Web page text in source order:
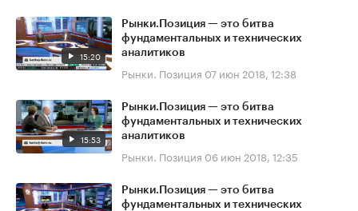
15:20
Рынки.Позиция — это битва
фундаментальных и технических
аналитиков
Рынки. Позиция 07 июн 2018, 12:38
15:53
Рынки.Позиция — это битва
фундаментальных и технических
аналитиков
Рынки. Позиция 06 июн 2018, 12:35
Рынки.Позиция — это битва
фундаментальных и технических